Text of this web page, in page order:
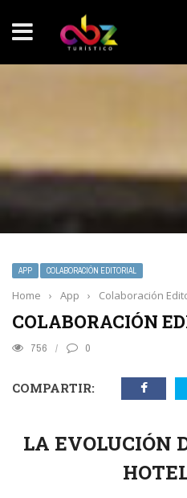
NOTICIAS SOBRESALIENTES
APP COLABORACIÓN EDITORIAL
Home › App › Colaboración
COLABORACIÓN
756 0
COMPARTIR:
LA EVOLUCIÓN